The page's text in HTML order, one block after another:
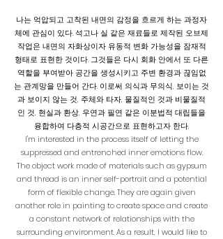
나는 억압되고 고착된 내면의 감정을 흐르게 하는 과정자
체에 관심이 있다. 석고나 실 같은 재료들로 제작된 오브제
작업은 내면의 자화상이자 유동적 변화 가능성을 잠재적
형태로 표현한 것이다. 그것들은 다시 회화 안에서 또 다른
역할을 부여받아 공간을 생성시키고 주변 환경과 끊임없
는 관계망을 만들어 간다. 이로써 의식과 무의식, 보이는 것
과 보이지 않는 것, 주체와 타자, 물질적인 것과 비물질적
인 것, 현실과 환상, 우연과 필연 같은 이분법적 대립들을
융합하여 다층적 시공간으로 표현하고자 한다.
I'm interested in the process itself of letting the
suppressed and entrenched inner emotions flow.
The object work made of materials such as gypsum
and thread is an inner self-portrait and a potential
form of flexible change. They are again given
another role in painting to create space and create
a constant network of relationships with the
surrounding environment. As a result, I would like to